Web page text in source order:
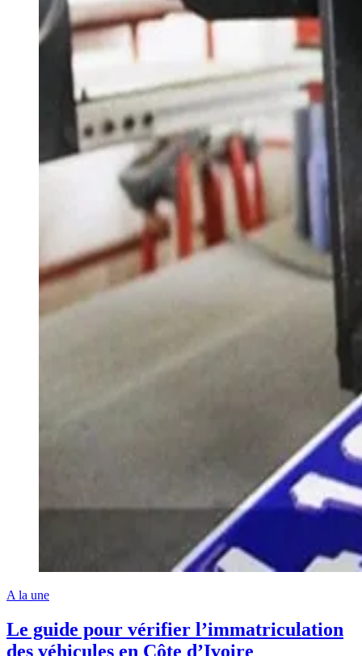
A la une
Le guide pour vérifier l’immatriculation
des véhicules en Côte d’Ivoire